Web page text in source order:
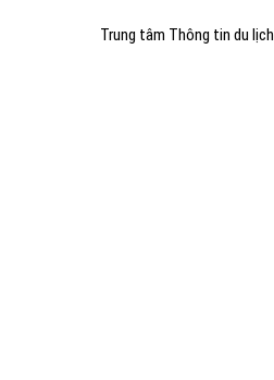
Trung tâm Thông tin du lịch